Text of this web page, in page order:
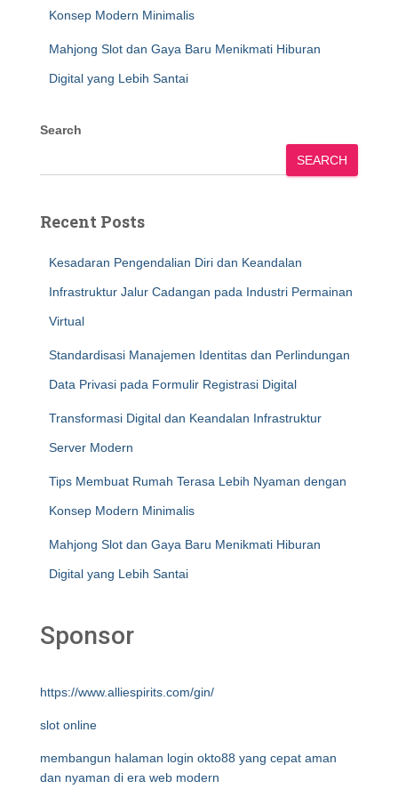
Konsep Modern Minimalis
Mahjong Slot dan Gaya Baru Menikmati Hiburan
Digital yang Lebih Santai
Search
SEARCH
Recent Posts
Kesadaran Pengendalian Diri dan Keandalan
Infrastruktur Jalur Cadangan pada Industri Permainan
Virtual
Standardisasi Manajemen Identitas dan Perlindungan
Data Privasi pada Formulir Registrasi Digital
Transformasi Digital dan Keandalan Infrastruktur
Server Modern
Tips Membuat Rumah Terasa Lebih Nyaman dengan
Konsep Modern Minimalis
Mahjong Slot dan Gaya Baru Menikmati Hiburan
Digital yang Lebih Santai
Sponsor
https://www.alliespirits.com/gin/
slot online
membangun halaman login okto88 yang cepat aman
dan nyaman di era web modern